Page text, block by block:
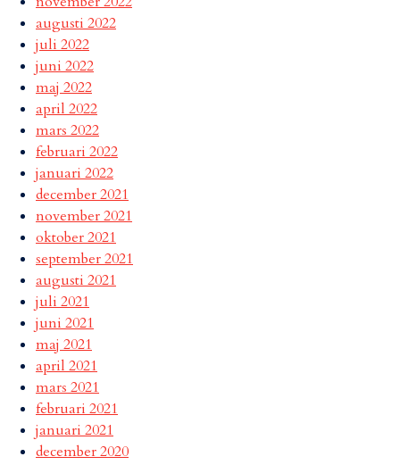
augusti 2022
juli 2022
juni 2022
maj 2022
april 2022
mars 2022
februari 2022
januari 2022
december 2021
november 2021
oktober 2021
september 2021
augusti 2021
juli 2021
juni 2021
maj 2021
april 2021
mars 2021
februari 2021
januari 2021
december 2020